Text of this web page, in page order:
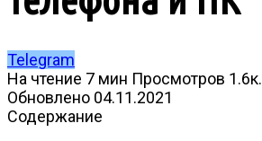
Telegram
На чтение 7 мин Просмотров 1.6к.
Обновлено 04.11.2021
Содержание